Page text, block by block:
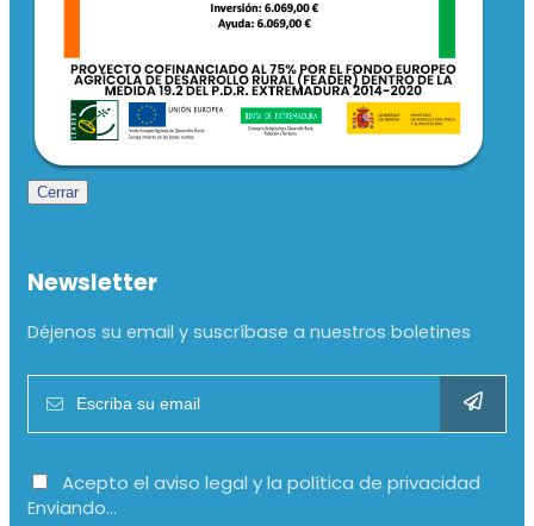
Cerrar
Newsletter
Déjenos su email y suscríbase a nuestros boletines
Acepto el aviso legal y la política de privacidad
Enviando...